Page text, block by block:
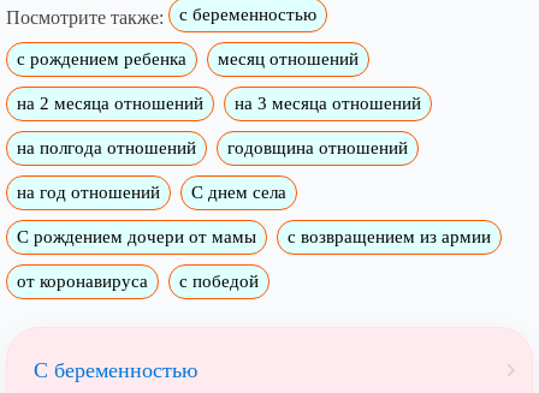
Посмотрите также: с беременностью
с рождением ребенка месяц отношений
на 2 месяца отношений на 3 месяца отношений
на полгода отношений годовщина отношений
на год отношений С днем села
С рождением дочери от мамы с возвращением из армии
от коронавируса с победой
С беременностью